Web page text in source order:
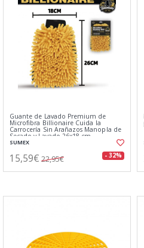
Guante de Lavado Premium de
Microfibra Billionaire Cuida la
Carrocería Sin Arañazos Manopla de
Secado y Lavado 26x18 cm
SUMEX
15,59€ 22,95€ - 32%